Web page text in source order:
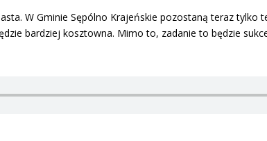
W Gminie Sępólno Krajeńskie pozostaną teraz tylko
bardziej kosztowna. Mimo to, zadanie to będzie